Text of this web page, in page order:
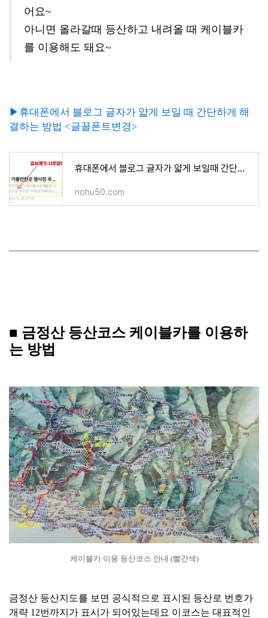
어요~
아니면 올라갈때 등산하고 내려올 때 케이블카
를 이용해도 돼요~
▶휴대폰에서 블로그 글자가 얇게 보일 때 간단하게 해
결하는 방법 <글꼴폰트변경>
휴대폰에서 블로그 글자가 얇게 보일때 간단하게 해결하는 방법<글꼴폰트변경>
nohu50.com
■ 금정산 등산코스 케이블카를 이용하
는 방법
케이블카 이용 등산코스 안내 (빨간색)
금정산 등산지도를 보면 공식적으로 표시된 등산로 번호가
개략 12번까지가 표시가 되어있는데요 이코스는 대표적인